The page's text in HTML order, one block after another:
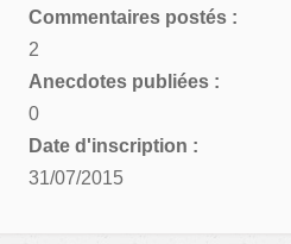
Commentaires postés :
2
Anecdotes publiées :
0
Date d'inscription :
31/07/2015